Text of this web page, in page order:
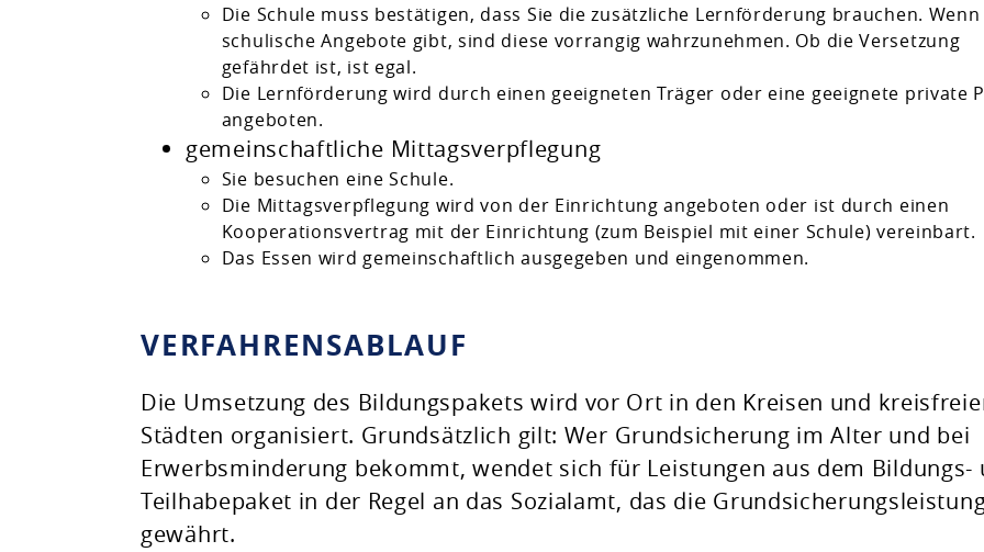
Die Schule muss bestätigen, dass Sie die zusätzliche Lernförderung brauchen. Wenn
schulische Angebote gibt, sind diese vorrangig wahrzunehmen. Ob die Versetzung
gefährdet ist, ist egal.
Die Lernförderung wird durch einen geeigneten Träger oder eine geeignete private
angeboten.
gemeinschaftliche Mittagsverpflegung
Sie besuchen eine Schule.
Die Mittagsverpflegung wird von der Einrichtung angeboten oder ist durch einen
Kooperationsvertrag mit der Einrichtung (zum Beispiel mit einer Schule) vereinbart.
Das Essen wird gemeinschaftlich ausgegeben und eingenommen.
VERFAHRENSABLAUF
Die Umsetzung des Bildungspakets wird vor Ort in den Kreisen und
Städten organisiert. Grundsätzlich gilt: Wer Grundsicherung im Alter und bei
Erwerbsminderung bekommt, wendet sich für Leistungen aus dem Bildungs-
Teilhabepaket in der Regel an das Sozialamt, das die
gewährt.